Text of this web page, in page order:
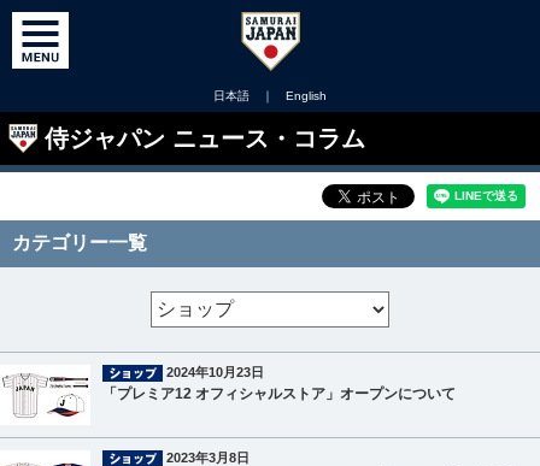
日本語 ｜ English
侍ジャパン ニュース・コラム
カテゴリー一覧
2024年10月23日
「プレミア12 オフィシャルストア」オープンについて
2023年3月8日